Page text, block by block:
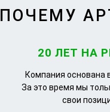
ПОЧЕМУ
20 ЛЕТ НА
Компания основана
За это время мы
свои